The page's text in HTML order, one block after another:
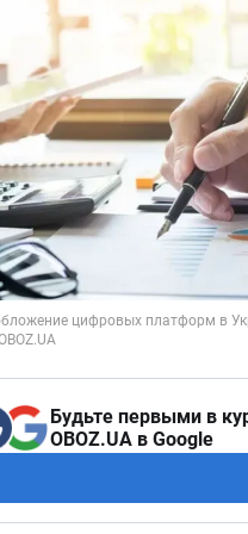
Будьте первыми в
OBOZ.UA в Google